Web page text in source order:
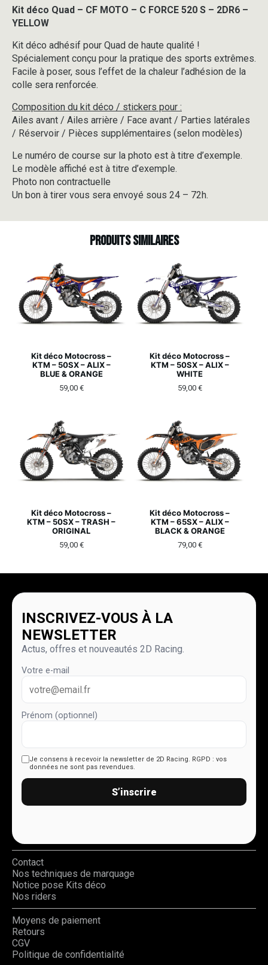
-
C
520
S
-
2DR6
-
YELLOW
Kit déco Quad – CF MOTO – C FORCE 520 S – 2DR6 –
YELLOW
Kit déco adhésif pour Quad de haute qualité !
Spécialement conçu pour la pratique des sports extrêmes.
Facile à poser, sous l’effet de la chaleur l’adhésion de la
colle sera renforcée.
Composition du kit déco / stickers pour :
Ailes avant / Ailes arrière / Face avant / Parties latérales
/ Réservoir / Pièces supplémentaires (selon modèles)
Le numéro de course sur la photo est à titre d’exemple.
Le modèle affiché est à titre d’exemple.
Photo non contractuelle
Un bon à tirer vous sera envoyé sous 24 – 72h.
Produits similaires
Kit déco Motocross –
KTM – 50SX – ALIX –
BLUE & ORANGE
59,00 €
Kit déco Motocross –
KTM – 50SX – ALIX –
WHITE
59,00 €
Kit déco Motocross –
KTM – 50SX – TRASH –
ORIGINAL
59,00 €
Kit déco Motocross –
KTM – 65SX – ALIX –
BLACK & ORANGE
79,00 €
INSCRIVEZ-VOUS À LA
NEWSLETTER
Actus, offres et nouveautés 2D Racing.
Votre e-mail
Prénom (optionnel)
Je consens à recevoir la newsletter de 2D Racing. RGPD : vos
données ne sont pas revendues.
S’inscrire
Contact
Nos techniques de marquage
Notice pose Kits déco
Nos riders
Moyens de paiement
Retours
CGV
Politique de confidentialité